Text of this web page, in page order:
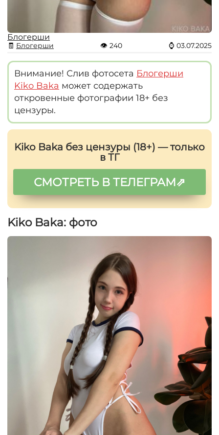
Блогерши
🧾 Блогерши 👁 240 ⌚ 03.07.2025
Внимание! Слив фотосета Блогерши
Kiko Baka может содержать
откровенные фотографии 18+ без
цензуры.
Kiko Baka без цензуры (18+) — только
в ТГ
СМОТРЕТЬ В ТЕЛЕГРАМ⇗
Kiko Baka: фото